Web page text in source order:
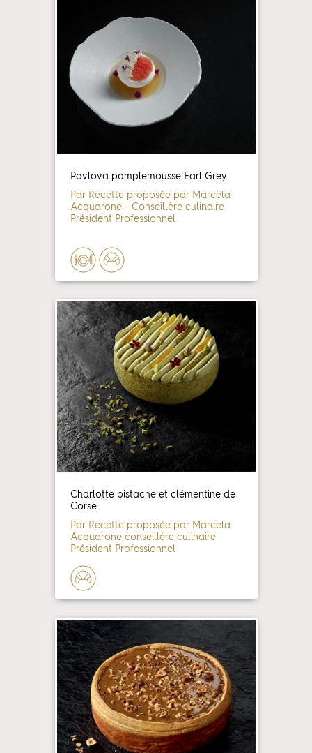
Pavlova pamplemousse Earl Grey
Par Recette proposée par Marcela
Acquarone - Conseillère culinaire
Président Professionnel
Charlotte pistache et clémentine de
Corse
Par Recette proposée par Marcela
Acquarone conseillère culinaire
Président Professionnel